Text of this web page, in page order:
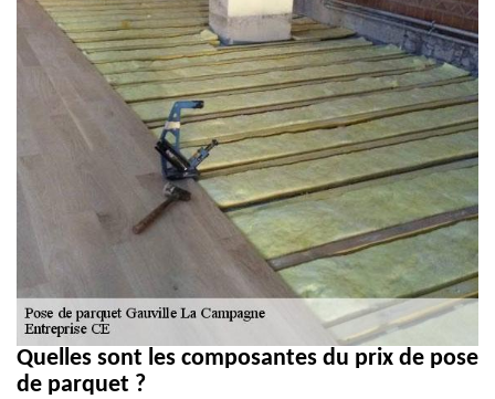
Quelles sont les composantes du prix de pose
de parquet ?